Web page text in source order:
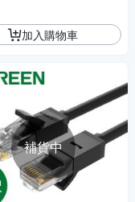
加入購物車
補貨中